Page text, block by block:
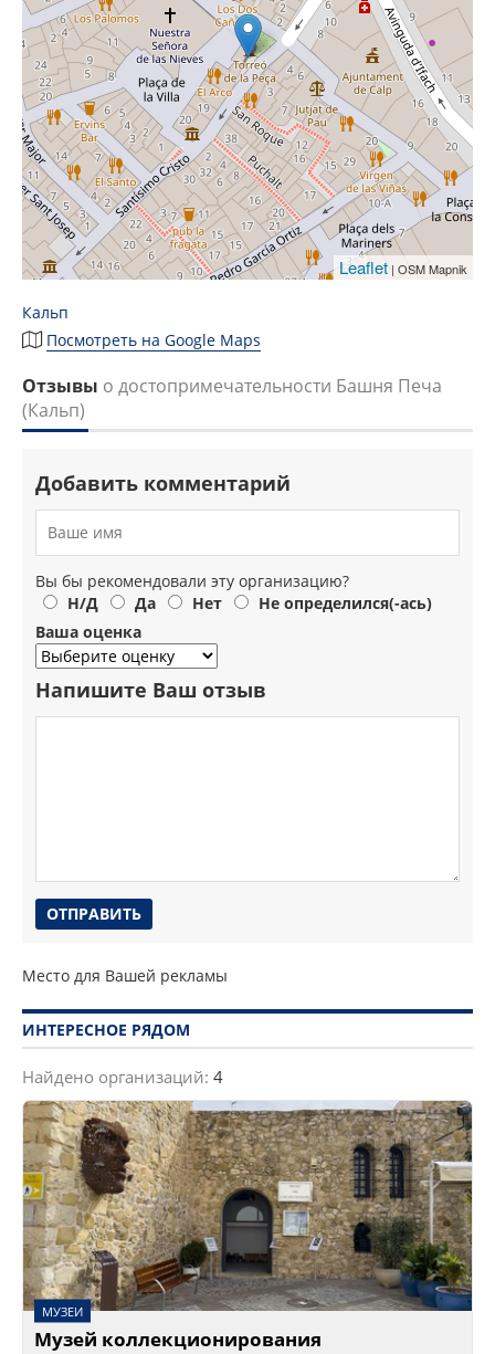
Leaflet | OSM Mapnik
Кальп
Посмотреть на Google Maps
Отзывы о достопримечательности Башня Печа
(Кальп)
Добавить комментарий
Вы бы рекомендовали эту организацию?
Н/Д
Да Нет
Не определился(-ась)
Ваша оценка
Напишите Ваш отзыв
Место для Вашей рекламы
ИНТЕРЕСНОЕ РЯДОМ
Найдено организаций: 4
МУЗЕИ
Музей коллекционирования